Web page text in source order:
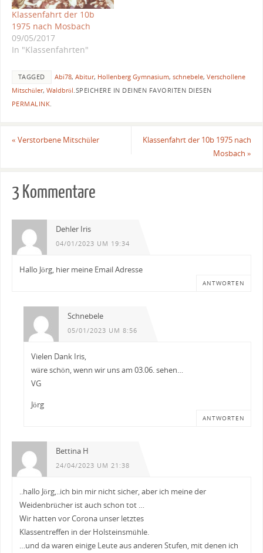
Klassenfahrt der 10b
1975 nach Mosbach
09/05/2017
In "Klassenfahrten"
TAGGED Abi78, Abitur, Hollenberg Gymnasium, schnebele, Verschollene
Mitschüler, Waldbröl.SPEICHERE IN DEINEN FAVORITEN DIESEN
PERMALINK.
« Verstorbene Mitschüler
Klassenfahrt der 10b 1975 nach
Mosbach»
3 Kommentare
Dehler Iris
04/01/2023 UM 19:34
Hallo Jörg, hier meine Email Adresse
ANTWORTEN
Schnebele
05/01/2023 UM 8:56
Vielen Dank Iris,
wäre schön, wenn wir uns am 03.06. sehen…
VG
Jörg
ANTWORTEN
Bettina H
24/04/2023 UM 21:38
..hallo Jörg,..ich bin mir nicht sicher, aber ich meine der
Weidenbrücher ist auch schon tot …
Wir hatten vor Corona unser letztes
Klassentreffen in der Holsteinsmühle.
…und da waren einige Leute aus anderen Stufen, mit denen ich